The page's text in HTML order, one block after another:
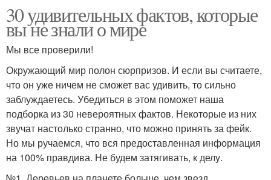
30 удивительных фактов, которые
вы не знали о мире
Мы все проверили!
Окружающий мир полон сюрпризов. И если вы считаете,
что он уже ничем не сможет вас удивить, то сильно
заблуждаетесь. Убедиться в этом поможет наша
подборка из 30 невероятных фактов. Некоторые из них
звучат настолько странно, что можно принять за фейк.
Но мы ручаемся, что вся предоставленная информация
на 100% правдива. Не будем затягивать, к делу.